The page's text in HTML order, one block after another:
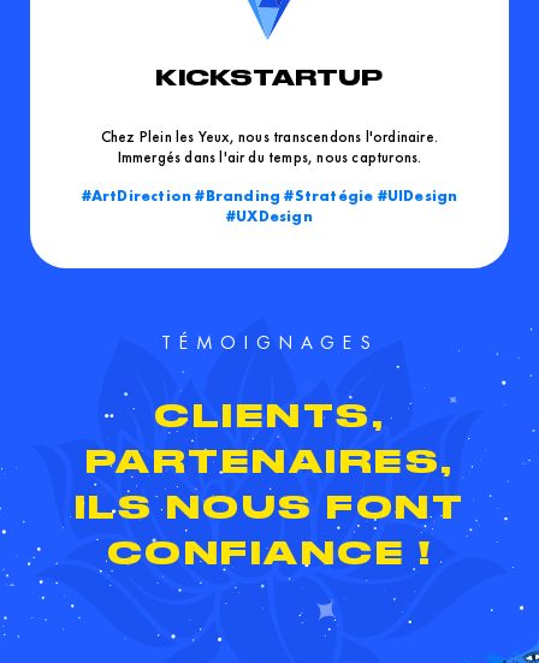
KICKSTARTUP
Chez Plein les Yeux, nous transcendons l'ordinaire.
Immergés dans l'air du temps, nous capturons.
ArtDirection
Branding Stratégie
UIDesign
UXDesign
TÉMOIGNAGES
CLIENTS,
PARTENAIRES,
ILS NOUS FONT
CONFIANCE !